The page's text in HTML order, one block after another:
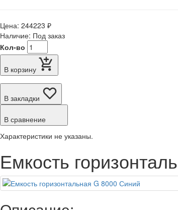
Цена: 244223 ₽
Наличие: Под заказ
Кол-во
В корзину
В закладки
В сравнение
Характеристики не указаны.
Емкость